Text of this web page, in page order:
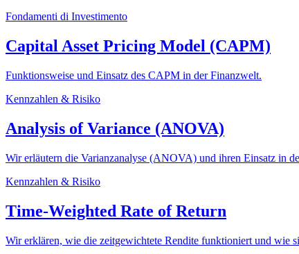
Fondamenti di Investimento
Capital Asset Pricing Model (CAPM)
Funktionsweise und Einsatz des CAPM in der Finanzwelt.
Kennzahlen & Risiko
Analysis of Variance (ANOVA)
Wir erläutern die Varianzanalyse (ANOVA) und ihren Einsatz in
Kennzahlen & Risiko
Time-Weighted Rate of Return
Wir erklären, wie die zeitgewichtete Rendite funktioniert und wie